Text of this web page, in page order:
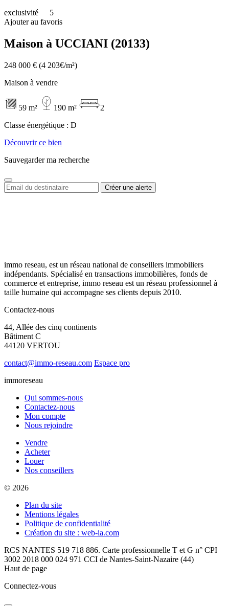
exclusivité
5
Ajouter au favoris
Maison à UCCIANI (20133)
248 000 € (4 203€/m²)
Maison à vendre
59 m² 190 m²
2
Classe énergétique : D
Découvrir ce bien
Sauvegarder ma recherche
immo reseau, est un réseau national de conseillers immobiliers
indépendants. Spécialisé en transactions immobilières, fonds de
commerce et entreprise, immo reseau est un réseau professionnel à
taille humaine qui accompagne ses clients depuis 2010.
Contactez-nous
44, Allée des cinq continents
Bâtiment C
44120 VERTOU
contact@immo-reseau.com Espace pro
immoreseau
Qui sommes-nous
Contactez-nous
Mon compte
Nous rejoindre
Vendre
Acheter
Louer
Nos conseillers
© 2026
Plan du site
Mentions légales
Politique de confidentialité
Création du site : web-ia.com
RCS NANTES 519 718 886. Carte professionnelle T et G n° CPI
3002 2018 000 024 971 CCI de Nantes-Saint-Nazaire (44)
Haut de page
Connectez-vous